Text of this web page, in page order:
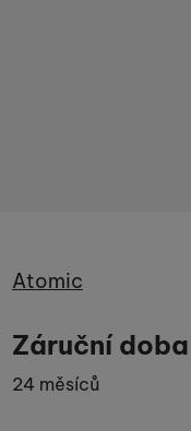
Výrobce
Atomic
Záruční doba
24 měsíců